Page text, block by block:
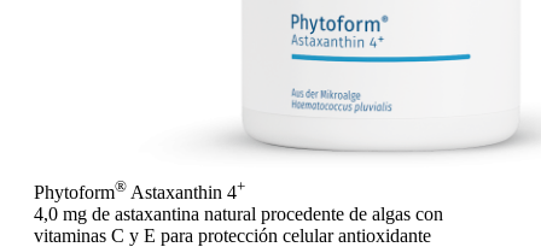
Phytoform® Astaxanthin 4+
4,0 mg de astaxantina natural procedente de algas con
vitaminas C y E para protección celular antioxidante